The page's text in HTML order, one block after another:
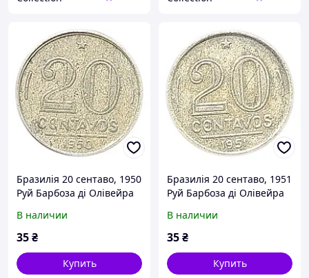
Бразилія 20 сентаво, 1950
Руй Барбоза ді Олівейра
В наличии
35₴
Купить
Бразилія 20 сентаво, 1951
Руй Барбоза ді Олівейра
В наличии
35₴
Купить